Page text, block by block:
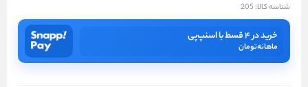
شناسه کالا: 205
خرید در ۴ قسط با اسنپ‌پی
ماهانهتومان